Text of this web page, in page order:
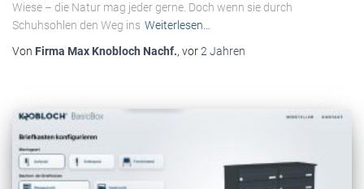
Wiese – die Natur mag jeder gerne. Doch wenn sie durch
Schuhsohlen den Weg ins Weiterlesen…
Von Firma Max Knobloch Nachf., vor2 Jahren